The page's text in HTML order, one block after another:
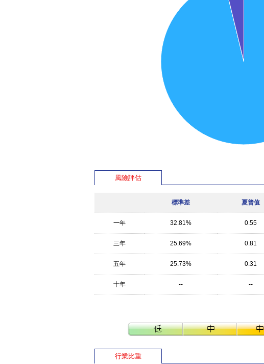
風險評估
標準差 夏普值
一年 32.81% 0.55
三年 25.69% 0.81
五年 25.73% 0.31
十年 -- --
行業比重